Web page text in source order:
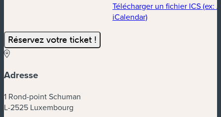
Télécharger un fichier ICS (ex:
iCalendar)
Réservez votre ticket !
Adresse
1 Rond-point Schuman
L-2525 Luxembourg